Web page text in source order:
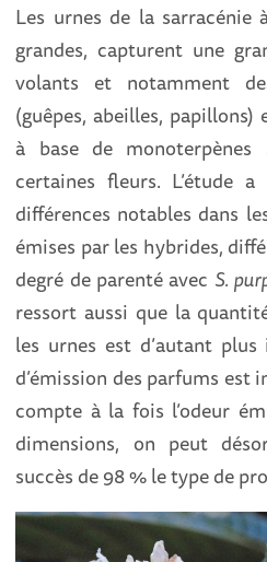
Les urnes de la sarracénie
grandes, capturent une
volants et notamment
(guêpes, abeilles,
à base de
certaines fleurs. L’étude
différences notables dans
émises par les hybrides,
degré de parenté avec S.
ressort aussi que la
les urnes est d’autant
d’émission des parfums est
compte à la fois l’odeur
dimensions, on peut
succès de 98 % le type de